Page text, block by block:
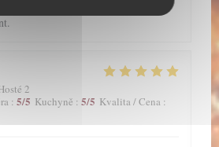
parfait. Plats excellents. Je
2
: 5/5 Kuchyně : 5/5 Kvalita / Cena :